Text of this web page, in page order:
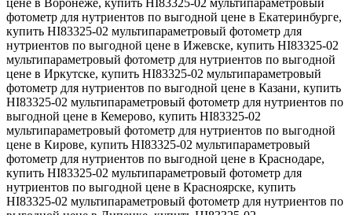
фотометр для нутриентов по выгодной цене в Екатеринбурге,
купить HI83325-02 мультипараметровый фотометр для
нутриентов по выгодной цене в Ижевске, купить HI83325-02
мультипараметровый фотометр для нутриентов по выгодной
цене в Иркутске, купить HI83325-02 мультипараметровый
фотометр для нутриентов по выгодной цене в Казани, купить
HI83325-02 мультипараметровый фотометр для нутриентов по
выгодной цене в Кемерово, купить HI83325-02
мультипараметровый фотометр для нутриентов по выгодной
цене в Кирове, купить HI83325-02 мультипараметровый
фотометр для нутриентов по выгодной цене в Краснодаре,
купить HI83325-02 мультипараметровый фотометр для
нутриентов по выгодной цене в Красноярске, купить
HI83325-02 мультипараметровый фотометр для нутриентов по